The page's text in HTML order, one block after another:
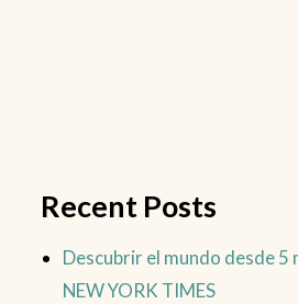
Recent Posts
Descubrir el mundo desde
NEW YORK TIMES